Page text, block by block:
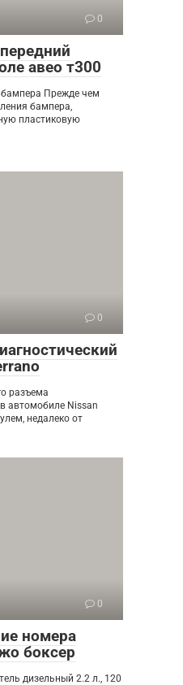
0
авео т300
Прежде чем
бампера,
пластиковую
0
разъема
автомобиле Nissan
недалеко от
0
номера
боксер
дизельный 2.2 л., 120